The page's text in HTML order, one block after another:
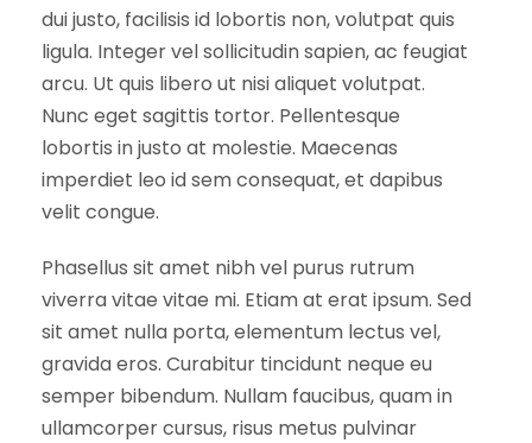
dui justo, facilisis id lobortis non, volutpat quis
ligula. Integer vel sollicitudin sapien, ac feugiat
arcu. Ut quis libero ut nisi aliquet volutpat.
Nunc eget sagittis tortor. Pellentesque
lobortis in justo at molestie. Maecenas
imperdiet leo id sem consequat, et dapibus
velit congue.
Phasellus sit amet nibh vel purus rutrum
viverra vitae vitae mi. Etiam at erat ipsum. Sed
sit amet nulla porta, elementum lectus vel,
gravida eros. Curabitur tincidunt neque eu
semper bibendum. Nullam faucibus, quam in
ullamcorper cursus, risus metus pulvinar